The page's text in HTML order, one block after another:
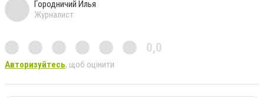
Городничий Илья
Журналист
0,0
Авторизуйтесь, щоб оцінити